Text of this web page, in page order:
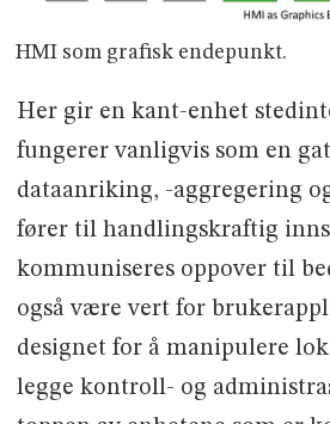
HMI som grafisk endepunkt.
Her gir en kant-enhet
fungerer vanligvis som en
dataanriking, -aggregering
fører til handlingskraftig
kommuniseres oppover til
også være vert for
designet for å manipulere
legge kontroll- og